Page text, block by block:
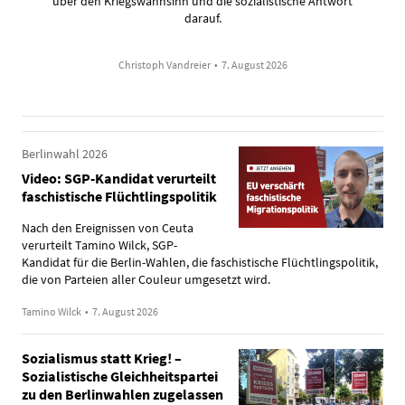
darauf.
Christoph Vandreier • 7. August 2026
Berlinwahl 2026
Video: SGP-Kandidat verurteilt
faschistische Flüchtlingspolitik
Nach den Ereignissen von Ceuta
verurteilt Tamino Wilck, SGP-
Kandidat für die Berlin-Wahlen, die faschistische Flüchtlingspolitik,
die von Parteien aller Couleur umgesetzt wird.
Tamino Wilck • 7. August 2026
Sozialismus statt Krieg! –
Sozialistische Gleichheitspartei
zu den Berlinwahlen zugelassen